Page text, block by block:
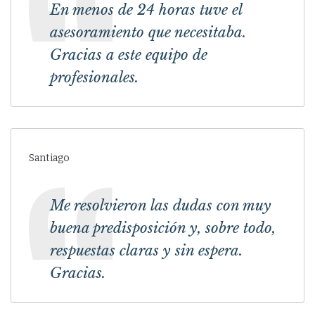
En menos de 24 horas tuve el
asesoramiento que necesitaba.
Gracias a este equipo de
profesionales.
Santiago
Me resolvieron las dudas con muy
buena predisposición y, sobre todo,
respuestas claras y sin espera.
Gracias.